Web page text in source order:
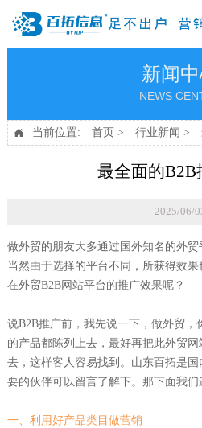
新闻
—— NEWS
 当前位置: 首页 > 行业新闻 >
最全面的B2B
2025/06/
做外贸的朋友大多通过国外知名的外贸
当然由于选择的平台不同，所获得效
在外贸B2B网站平台的推广效果呢？
说B2B推广前，我先说一下，做外贸
的产品都陈列上去，最好再把此外贸
去，这样客人容易找到。山东百拓是
要的伙伴可以留言了解下。那下面我们
一、利用好产品类目做营销